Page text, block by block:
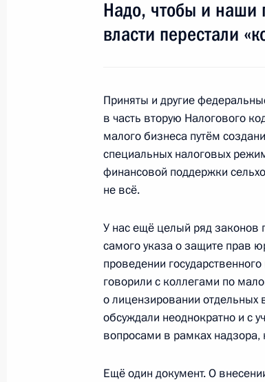
Начало совещания по
Рабочая встреча с Первым
Правительства Игорем
края Сергеем Дарькиным
Начало рабочей встречи с
Правительства Игорем
16 марта 2009 года, 14:40
Начало совещания по
Надо, чтобы и наши
власти перестали
Приняты и другие
в часть вторую Налогового
малого бизнеса путём
специальных налоговых
финансовой поддержки
не всё.
У нас ещё целый ряд законов
самого указа о защите прав
проведении
говорили с коллегами по
о лицензировании
обсуждали неоднократно и с
вопросами в рамках надзора,
Ещё один документ. О